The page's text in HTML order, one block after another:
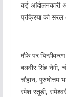
कई आंदोलनकारी
प्रक्रिया को सरल
मौके पर
बलवीर सिंह नेगी,
चौहान, पुरुषोत्तम
रमेश रतूड़ी,